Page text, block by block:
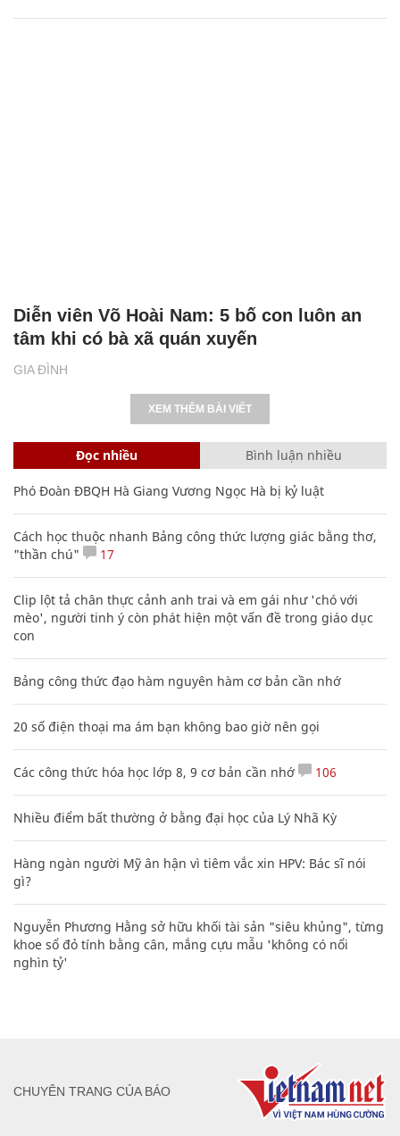
GIA ĐÌNH
Diễn viên Võ Hoài Nam: 5 bố con luôn an
tâm khi có bà xã quán xuyến
XEM THÊM BÀI VIẾT
Đọc nhiều Bình luận nhiều
Phó Đoàn ĐBQH Hà Giang Vương Ngọc Hà bị kỷ luật
Cách học thuộc nhanh Bảng công thức lượng giác bằng thơ,
"thần chú"
17
Clip lột tả chân thực cảnh anh trai và em gái như 'chó với
mèo', người tinh ý còn phát hiện một vấn đề trong giáo dục
con
Bảng công thức đạo hàm nguyên hàm cơ bản cần nhớ
20 số điện thoại ma ám bạn không bao giờ nên gọi
Các công thức hóa học lớp 8, 9 cơ bản cần nhớ 106
Nhiều điểm bất thường ở bằng đại học của Lý Nhã Kỳ
Hàng ngàn người Mỹ ân hận vì tiêm vắc xin HPV: Bác sĩ nói
gì?
Nguyễn Phương Hằng sở hữu khối tài sản "siêu khủng", từng
khoe sổ đỏ tính bằng cân, mắng cựu mẫu 'không có nổi
nghìn tỷ'
CHUYÊN TRANG CỦA BÁO